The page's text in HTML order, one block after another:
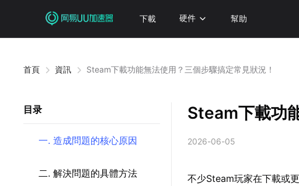
下載 硬件 幫助
首頁 資訊 Steam下載功能無法使用？三個步驟搞定常見狀況！
目录
一. 造成問題的核心原因
二. 解決問題的具體方法
Steam下載功
2026-06-05
不少Steam玩家在下載或